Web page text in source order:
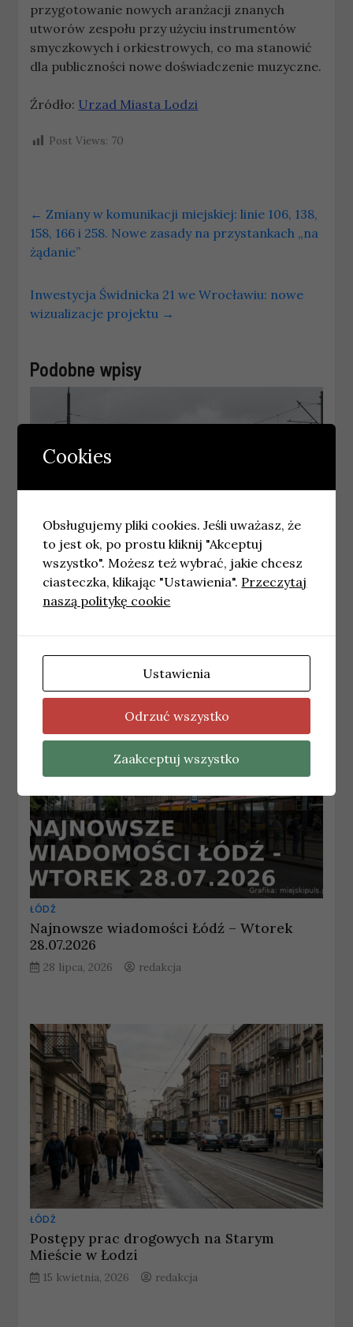
przygotowanie nowych aranżacji znanych
utworów zespołu przy użyciu instrumentów
smyczkowych i orkiestrowych, co ma stanowić
dla publiczności nowe doświadczenie muzyczne.
Źródło: Urzad Miasta Lodzi
Post Views: 70
← Zmiany w komunikacji miejskiej: linie 106, 138,
158, 166 i 258. Nowe zasady na przystankach „na
żądanie”
Inwestycja Świdnicka 21 we Wrocławiu: nowe
wizualizacje projektu →
Podobne wpisy
ŁÓDŹ
Oferta dla przedsiębiorców: wynajem
Łodzi
29 kwietnia, 2026 redakcja
ŁÓDŹ
Najnowsze wiadomości Łódź – Wtorek
28.07.2026
28 lipca, 2026 redakcja
ŁÓDŹ
Postępy prac drogowych na Starym
Mieście w Łodzi
15 kwietnia, 2026 redakcja
Cookies
Obsługujemy pliki cookies. Jeśli uważasz, że
to jest ok, po prostu kliknij "Akceptuj
wszystko". Możesz też wybrać, jakie chcesz
ciasteczka, klikając "Ustawienia". Przeczytaj
naszą politykę cookie
Ustawienia
Odrzuć wszystko
Zaakceptuj wszystko